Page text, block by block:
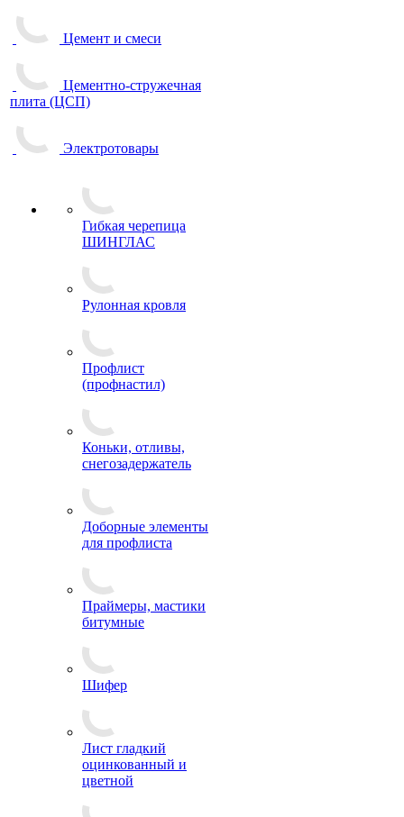
Цемент и смеси
Цементно-стружечная
плита (ЦСП)
Электротовары
Гибкая черепица
ШИНГЛАС
Рулонная кровля
Профлист
(профнастил)
Коньки, отливы,
снегозадержатель
Доборные элементы
для профлиста
Праймеры, мастики
битумные
Шифер
Лист гладкий
оцинкованный и
цветной